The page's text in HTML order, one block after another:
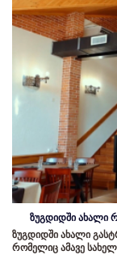
ზუგდიდში ახალი
ზუგდიდში ახალი
რომელიც ამავე